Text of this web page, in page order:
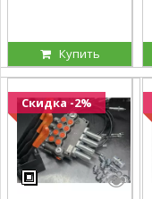
Купить
Скидка -2%